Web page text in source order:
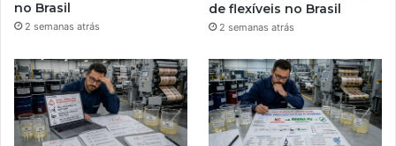
no Brasil
2 semanas atrás
de flexíveis no Brasil
2 semanas atrás